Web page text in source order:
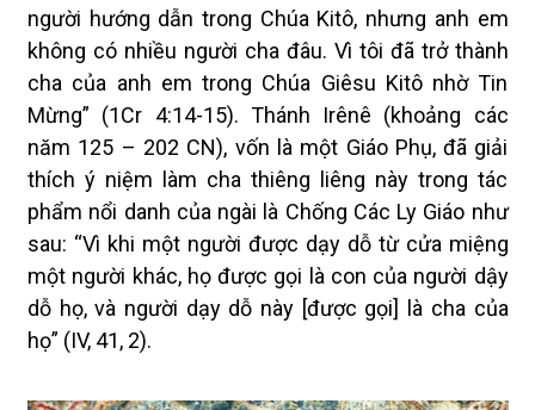
người hướng dẫn trong Chúa Kitô, nhưng anh em
không có nhiều người cha đâu. Vì tôi đã trở thành
cha của anh em trong Chúa Giêsu Kitô nhờ Tin
Mừng” (1Cr 4:14-15). Thánh Irênê (khoảng các
năm 125 – 202 CN), vốn là một Giáo Phụ, đã giải
thích ý niệm làm cha thiêng liêng này trong tác
phẩm nổi danh của ngài là Chống Các Ly Giáo như
sau: “Vì khi một người được dạy dỗ từ cửa miệng
một người khác, họ được gọi là con của người dậy
dỗ họ, và người dạy dỗ này [được gọi] là cha của
họ” (IV, 41, 2).